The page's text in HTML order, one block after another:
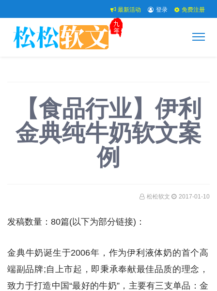
最新活动 登录 免费注册
【食品行业】伊利
金典纯牛奶软文案
例
松松软文 2017-01-10
发稿数量：80篇(以下为部分链接)：
金典牛奶诞生于2006年，作为伊利液体奶的首个高
端副品牌;自上市起，即秉承奉献最佳品质的理念，
致力于打造中国“最好的牛奶”，主要有三支单品：金